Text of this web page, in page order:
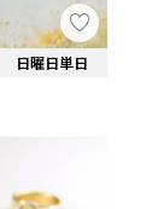
日曜日単日